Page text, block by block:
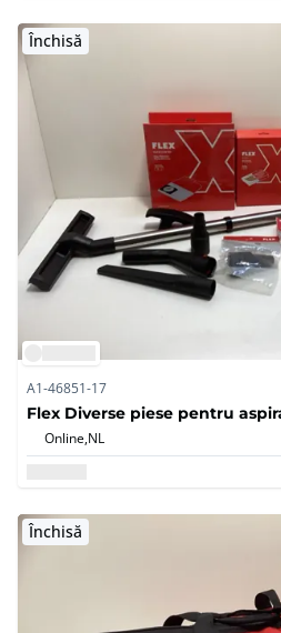
Închisă
A1-46851-17
Flex Diverse piese pentru
Online,NL
Închisă